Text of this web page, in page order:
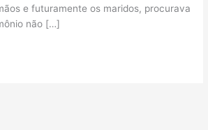
e futuramente os maridos, procurava
não […]